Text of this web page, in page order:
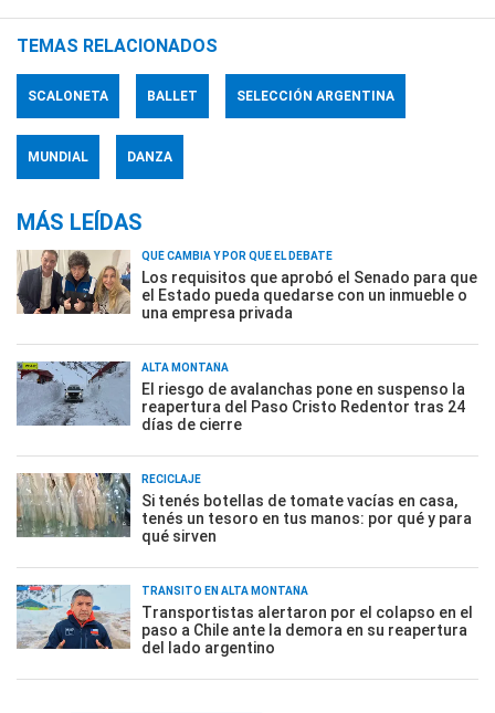
TEMAS RELACIONADOS
SCALONETA BALLET SELECCIÓN ARGENTINA
MUNDIAL DANZA
MÁS LEÍDAS
QUÉ CAMBIA Y POR QUÉ EL DEBATE
Los requisitos que aprobó el Senado para que
el Estado pueda quedarse con un inmueble o
una empresa privada
ALTA MONTAÑA
El riesgo de avalanchas pone en suspenso la
reapertura del Paso Cristo Redentor tras 24
días de cierre
RECICLAJE
Si tenés botellas de tomate vacías en casa,
tenés un tesoro en tus manos: por qué y para
qué sirven
TRÁNSITO EN ALTA MONTAÑA
Transportistas alertaron por el colapso en el
paso a Chile ante la demora en su reapertura
del lado argentino